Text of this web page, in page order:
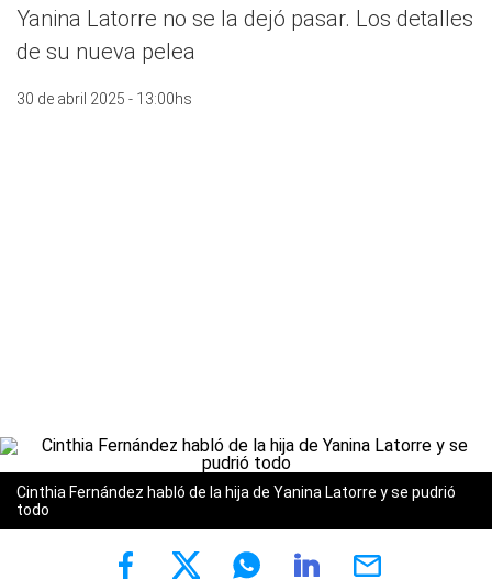
Yanina Latorre no se la dejó pasar. Los detalles
de su nueva pelea
30 de abril 2025 - 13:00hs
Cinthia Fernández habló de la hija de Yanina Latorre y se pudrió
todo